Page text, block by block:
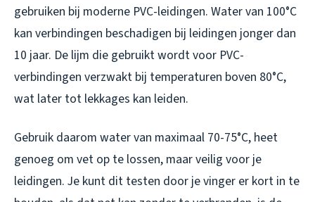
gebruiken bij moderne PVC-leidingen. Water van 100°C
kan verbindingen beschadigen bij leidingen jonger dan
10 jaar. De lijm die gebruikt wordt voor PVC-
verbindingen verzwakt bij temperaturen boven 80°C,
wat later tot lekkages kan leiden.
Gebruik daarom water van maximaal 70-75°C, heet
genoeg om vet op te lossen, maar veilig voor je
leidingen. Je kunt dit testen door je vinger er kort in te